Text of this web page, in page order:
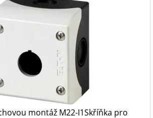
montáž M22-I1Skříňka pro